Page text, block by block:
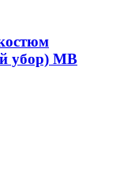
убор) МВ